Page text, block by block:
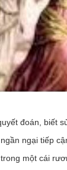
đoán, biết
ngại tiếp
một cái